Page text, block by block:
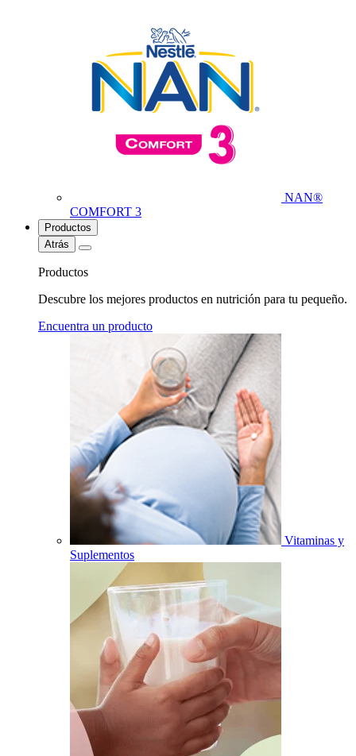
NAN®
COMFORT 3
Productos
Atrás
Productos
Descubre los mejores productos en nutrición para tu pequeño.
Encuentra un producto
Vitaminas y
Suplementos